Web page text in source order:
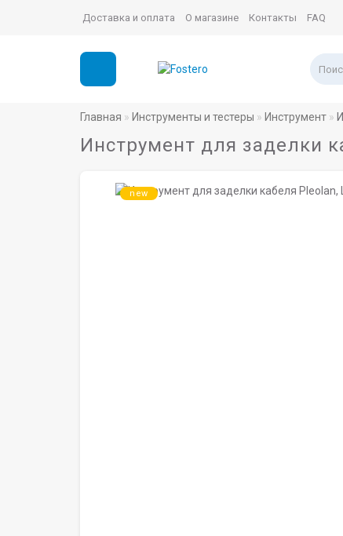
Доставка и оплата О магазине Контакты FAQ
Главная Инструменты и тестеры Инструмент
Инструмент для заделки
new